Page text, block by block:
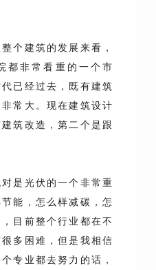
个建筑的发展来看，
都非常看重的一个市
已经过去，既有建筑
常大。现在建筑设计
筑改造，第二个是跟
是光伏的一个非常重
能，怎么样减碳，怎
目前整个行业都在不
多困难，但是我相信
专业都去努力的话，